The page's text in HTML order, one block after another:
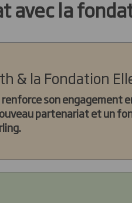
avec la
& la Fondation
son engagement
partenariat et un